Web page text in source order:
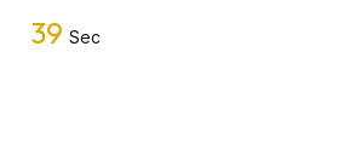
39 Sec